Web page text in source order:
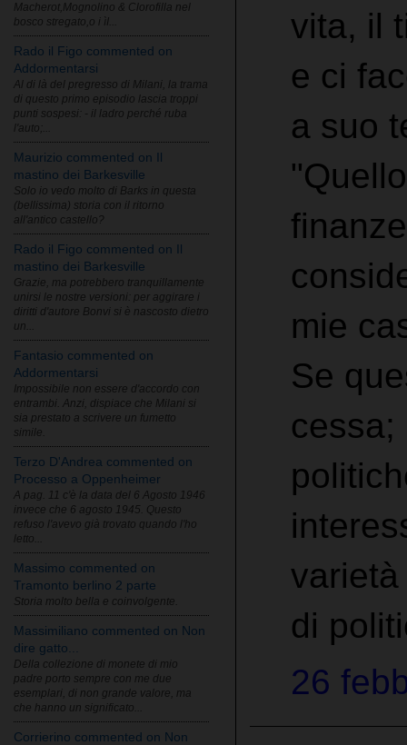
vita, il
e ci
a suo
mie
Se
cessa;
di
26
Macherot,Mognolino & Clorofilla nel
bosco stregato,o i ìI...
Rado il Figo commented on
Addormentarsi
Al di là del pregresso di Milani, la trama
di questo primo episodio lascia troppi
punti sospesi: - il ladro perché ruba
l'auto;...
Maurizio commented on Il
mastino dei Barkesville
Solo io vedo molto di Barks in questa
(bellissima) storia con il ritorno
all'antico castello?
Rado il Figo commented on Il
mastino dei Barkesville
Grazie, ma potrebbero tranquillamente
unirsi le nostre versioni: per aggirare i
diritti d'autore Bonvi si è nascosto dietro
un...
Fantasio commented on
Addormentarsi
Impossibile non essere d'accordo con
entrambi. Anzi, dispiace che Milani si
sia prestato a scrivere un fumetto
simile.
Terzo D'Andrea commented on
Processo a Oppenheimer
A pag. 11 c'è la data del 6 Agosto 1946
invece che 6 agosto 1945. Questo
refuso l'avevo già trovato quando l'ho
letto...
Massimo commented on
Tramonto berlino 2 parte
Storia molto bella e coinvolgente.
Massimiliano commented on Non
dire gatto...
Della collezione di monete di mio
padre porto sempre con me due
esemplari, di non grande valore, ma
che hanno un significato...
Corrierino commented on Non